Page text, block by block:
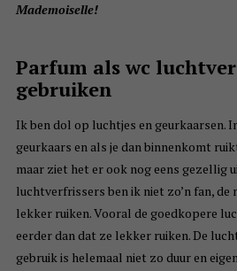
Mademoiselle!
Parfum als wc
gebruiken
Ik ben dol op luchtjes en geurkaarsen.
geurkaars en als je dan binnenkomt
maar ziet het er ook nog eens gezellig
luchtverfrissers ben ik niet zo’n fan, de
lekker ruiken. Vooral de goedkopere
eerder dan dat ze lekker ruiken. De
gebruik is helemaal niet zo duur en